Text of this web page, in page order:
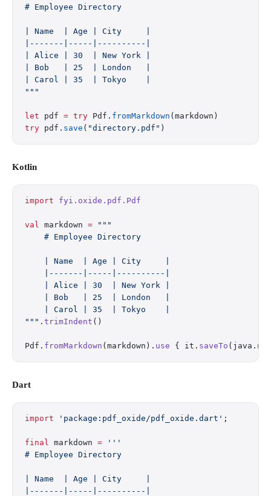
# Employee Directory
| Name  | Age | City     |
|-------|-----|----------|
| Alice | 30  | New York |
| Bob   | 25  | London   |
| Carol | 35  | Tokyo    |
"""
let pdf = try Pdf. fromMarkdown (markdown)
try pdf. save ( "directory.pdf" )
Kotlin
import fyi.oxide.pdf.Pdf
val markdown = """
    # Employee Directory
    | Name  | Age | City     |
    |-------|-----|----------|
    | Alice | 30  | New York |
    | Bob   | 25  | London   |
    | Carol | 35  | Tokyo    |
""" . trimIndent ()
Pdf. fromMarkdown (markdown). use { it. saveTo
Dart
import 'package:pdf_oxide/pdf_oxide.dart' ;
final markdown = '''
# Employee Directory
| Name  | Age | City     |
|-------|-----|----------|